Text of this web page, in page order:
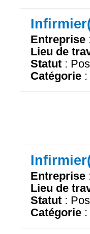
Entreprise
Lieu de
Statut :
Catégorie :
Entreprise
Lieu de
Statut :
Catégorie :